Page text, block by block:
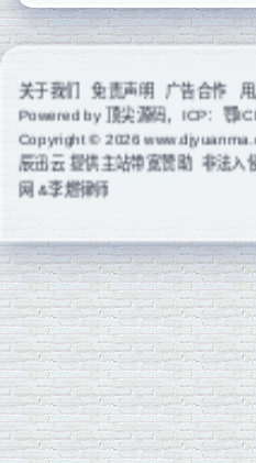
关于我们 免责声明 广告合作
Powered by 顶尖源码，ICP： 鄂
Copyright © 2026
辰迅云提供主站带宽赞助 非法入
网 &李燃律师